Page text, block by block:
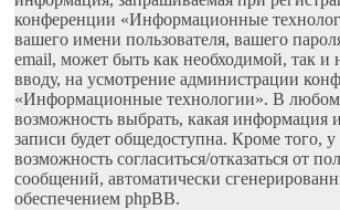
конференции «Информационные
вашего имени пользователя, вашего
email, может быть как необходимой, так и
вводу, на усмотрение администрации
«Информационные технологии». В любом
возможность выбрать, какая информация
записи будет общедоступна. Кроме того, у
возможность согласиться/отказаться от
сообщений, автоматически
обеспечением phpBB.